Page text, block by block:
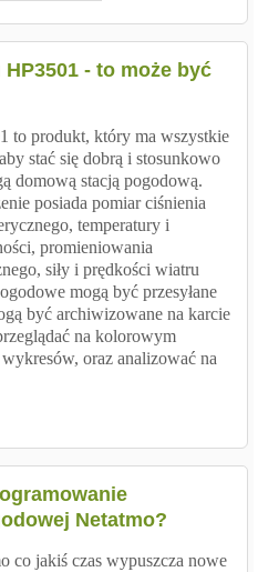
- to może być
to produkt, który ma wszystkie
stać się dobrą i stosunkowo
domową stacją pogodową.
posiada pomiar ciśnienia
temperatury i
promieniowania
siły i prędkości wiatru
mogą być przesyłane
być archiwizowane na karcie
na kolorowym
oraz analizować na
Netatmo?
co jakiś czas wypuszcza nowe